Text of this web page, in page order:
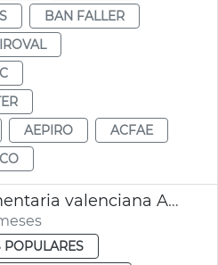
BAN FALLER
AEPIRO
ACFAE
Exposición indumentaria valenciana Ayuntamiento València
POPULARES